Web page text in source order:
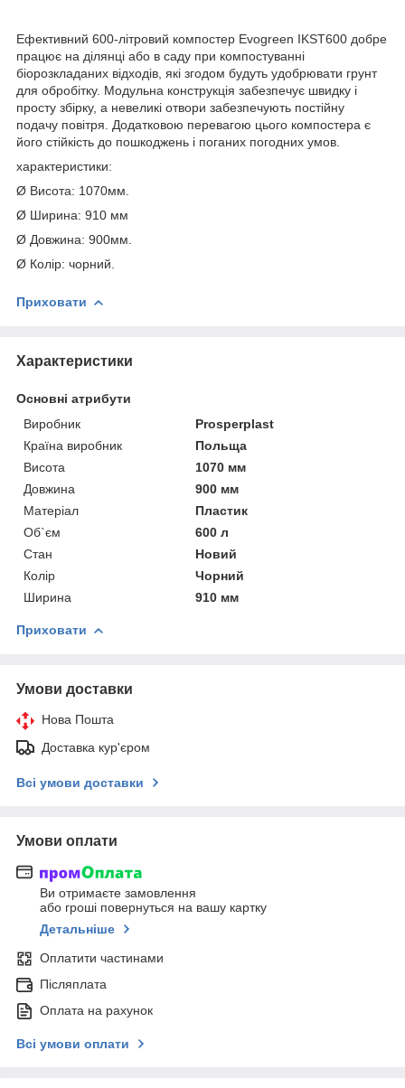
Ефективний 600-літровий компостер Evogreen IKST600 добре
працює на ділянці або в саду при компостуванні
біорозкладаних відходів, які згодом будуть удобрювати грунт
для обробітку. Модульна конструкція забезпечує швидку і
просту збірку, а невеликі отвори забезпечують постійну
подачу повітря. Додатковою перевагою цього компостера є
його стійкість до пошкоджень і поганих погодних умов.
характеристики:
Ø Висота: 1070мм.
Ø Ширина: 910 мм
Ø Довжина: 900мм.
Ø Колір: чорний.
Приховати
Характеристики
Основні атрибути
Виробник
Prosperplast
Країна виробник
Польща
Висота
1070 мм
Довжина
900 мм
Матеріал
Пластик
Об`єм
600 л
Стан
Новий
Колір
Чорний
Ширина
910 мм
Приховати
Умови доставки
Нова Пошта
Доставка кур'єром
Всі умови доставки
Умови оплати
Ви отримаєте замовлення
або гроші повернуться на вашу картку
Детальніше
Оплатити частинами
Післяплата
Оплата на рахунок
Всі умови оплати